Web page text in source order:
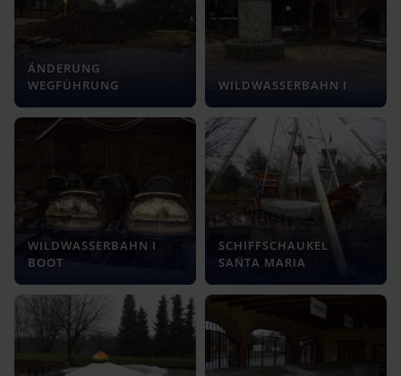
ÄNDERUNG
WEGFÜHRUNG
WILDWASSERBAHN I
WILDWASSERBAHN I
BOOT
SCHIFFSCHAUKEL
SANTA MARIA